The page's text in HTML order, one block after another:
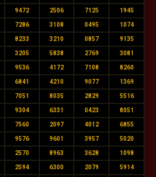
9472 2506 7125 1945
7286 3108 0495 1074
8233 3210 0857 9135
3205 5838 2769 3081
9536 4172 7108 8260
6841 4210 9077 1369
7051 8035 2829 5516
9304 6331 0423 8051
7560 2097 4012 6855
9576 9601 3957 5020
2570 8963 3628 1098
2594 6300 2079 5914